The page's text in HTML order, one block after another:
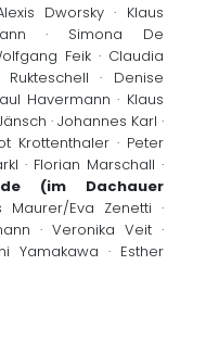
Dworsky · Klaus
· Simona De
Feik · Claudia
· Denise
Havermann · Klaus
· Johannes Karl ·
Krottenthaler · Peter
· Florian Marschall ·
(im Dachauer
Maurer/Eva Zenetti ·
· Veronika Veit ·
Yamakawa · Esther